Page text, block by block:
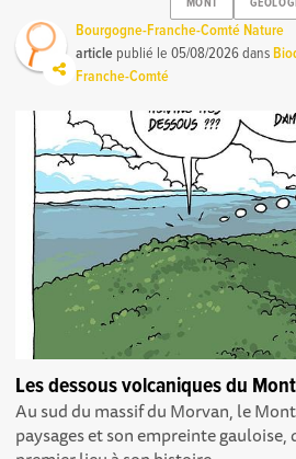
Bourgogne-Franche-Comté Nature
article publié le05/08/2026dans
Franche-Comté
Les dessous volcaniques du
Au sud du massif du Morvan, le
paysages et son empreinte gauloise,